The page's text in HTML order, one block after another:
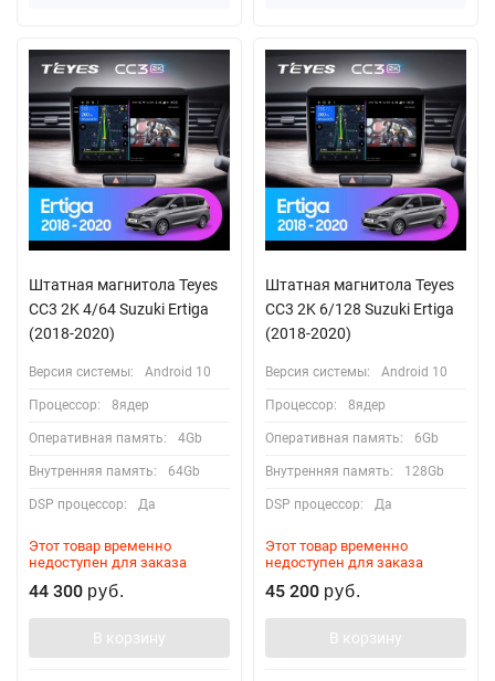
Штатная магнитола Teyes
CC3 2K 4/64 Suzuki Ertiga
(2018-2020)
Версия системы: Android 10
Процессор: 8ядер
Оперативная память: 4Gb
Внутренняя память: 64Gb
DSP процессор: Да
Этот товар временно
недоступен для заказа
44 300 руб.
В корзину
Штатная магнитола Teyes
CC3 2K 6/128 Suzuki Ertiga
(2018-2020)
Версия системы: Android 10
Процессор: 8ядер
Оперативная память: 6Gb
Внутренняя память: 128Gb
DSP процессор: Да
Этот товар временно
недоступен для заказа
45 200 руб.
В корзину